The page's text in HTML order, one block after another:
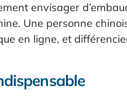
envisager
Une personne
en ligne, et